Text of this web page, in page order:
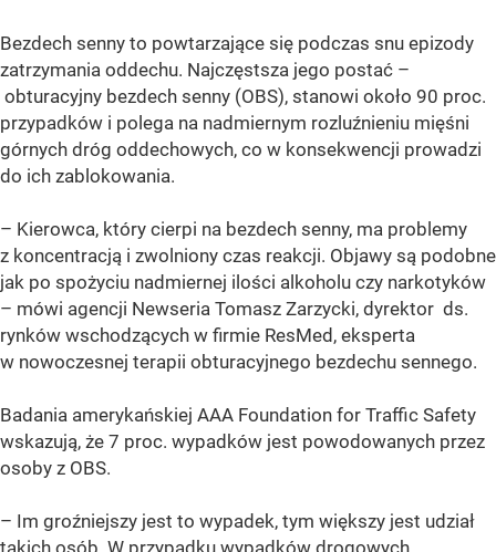
Bezdech senny to powtarzające się podczas snu epizody
zatrzymania oddechu. Najczęstsza jego postać –
obturacyjny bezdech senny (OBS), stanowi około 90 proc.
przypadków i polega na nadmiernym rozluźnieniu mięśni
górnych dróg oddechowych, co w konsekwencji prowadzi
do ich zablokowania.
– Kierowca, który cierpi na bezdech senny, ma problemy
z koncentracją i zwolniony czas reakcji. Objawy są podobne
jak po spożyciu nadmiernej ilości alkoholu czy narkotyków
– mówi agencji Newseria Tomasz Zarzycki, dyrektor ds.
rynków wschodzących w firmie ResMed, eksperta
w nowoczesnej terapii obturacyjnego bezdechu sennego.
Badania amerykańskiej AAA Foundation for Traffic Safety
wskazują, że 7 proc. wypadków jest powodowanych przez
osoby z OBS.
– Im groźniejszy jest to wypadek, tym większy jest udział
takich osób. W przypadku wypadków drogowych,